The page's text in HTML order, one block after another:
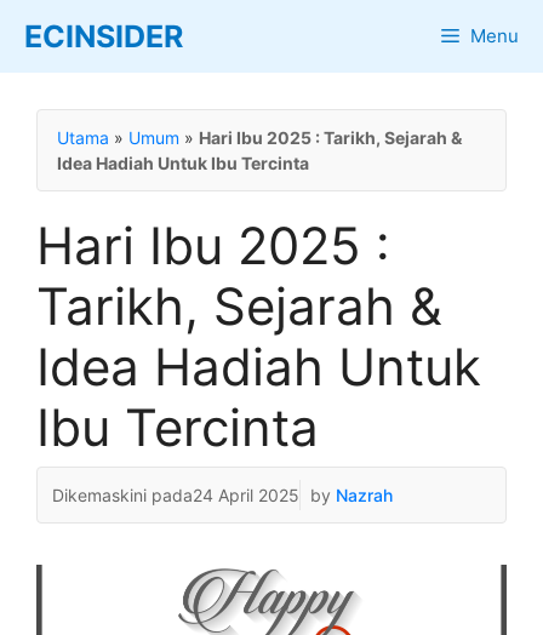
content
ECINSIDER Menu
Utama » Umum » Hari Ibu 2025 : Tarikh, Sejarah &
Idea Hadiah Untuk Ibu Tercinta
Hari Ibu 2025 :
Tarikh, Sejarah &
Idea Hadiah Untuk
Ibu Tercinta
24 April 2025 by Nazrah